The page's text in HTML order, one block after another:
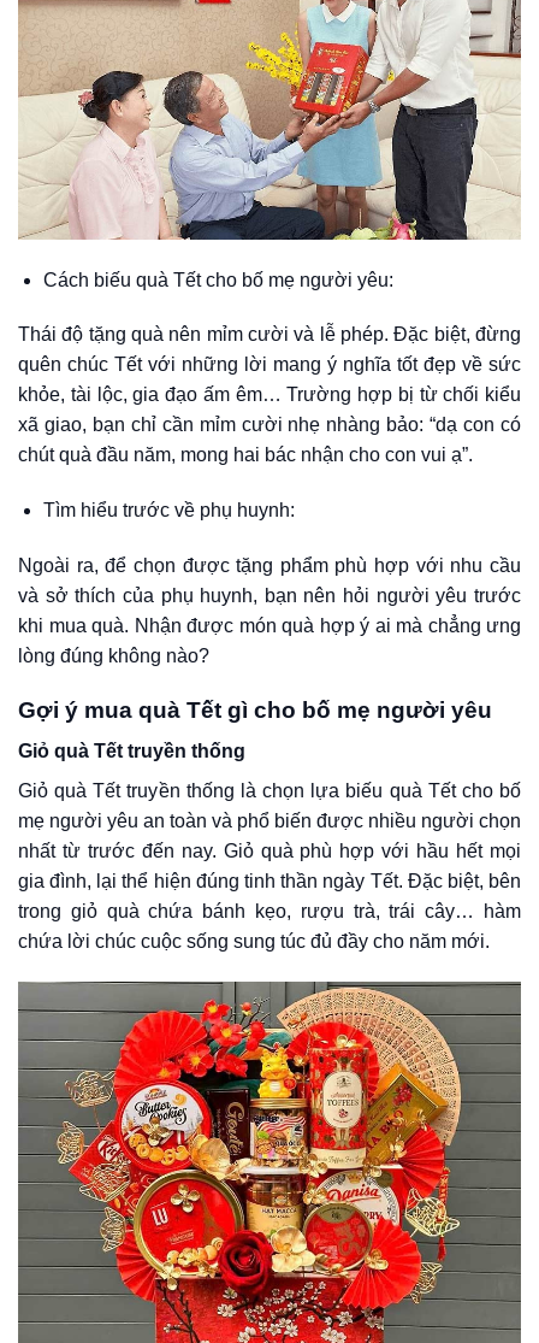
Cách biếu quà Tết cho bố mẹ người yêu:
Thái độ tặng quà nên mỉm cười và lễ phép. Đặc biệt, đừng
quên chúc Tết với những lời mang ý nghĩa tốt đẹp về sức
khỏe, tài lộc, gia đạo ấm êm… Trường hợp bị từ chối kiểu
xã giao, bạn chỉ cần mỉm cười nhẹ nhàng bảo: “dạ con có
chút quà đầu năm, mong hai bác nhận cho con vui ạ”.
Tìm hiểu trước về phụ huynh:
Ngoài ra, để chọn được tặng phẩm phù hợp với nhu cầu
và sở thích của phụ huynh, bạn nên hỏi người yêu trước
khi mua quà. Nhận được món quà hợp ý ai mà chẳng ưng
lòng đúng không nào?
Gợi ý mua quà Tết gì cho bố mẹ người yêu
Giỏ quà Tết truyền thống
Giỏ quà Tết truyền thống là chọn lựa biếu quà Tết cho bố
mẹ người yêu an toàn và phổ biến được nhiều người chọn
nhất từ trước đến nay. Giỏ quà phù hợp với hầu hết mọi
gia đình, lại thể hiện đúng tinh thần ngày Tết. Đặc biệt, bên
trong giỏ quà chứa bánh kẹo, rượu trà, trái cây… hàm
chứa lời chúc cuộc sống sung túc đủ đầy cho năm mới.